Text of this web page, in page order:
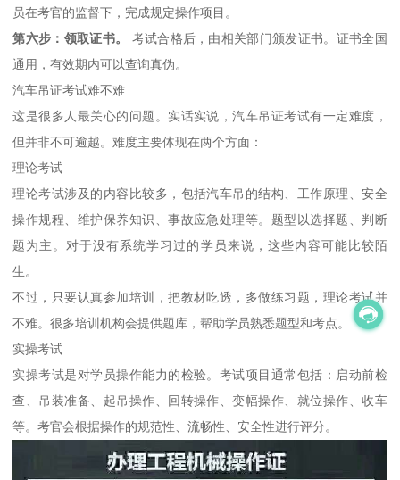
员在考官的监督下，完成规定操作项目。
第六步：领取证书。
考试合格后，由相关部门颁发证书。证书全国
通用，有效期内可以查询真伪。
汽车吊证考试难不难
这是很多人最关心的问题。实话实说，汽车吊证考试有一定难度，
但并非不可逾越。难度主要体现在两个方面：
理论考试
理论考试涉及的内容比较多，包括汽车吊的结构、工作原理、安全
操作规程、维护保养知识、事故应急处理等。题型以选择题、判断
题为主。对于没有系统学习过的学员来说，这些内容可能比较陌
生。
不过，只要认真参加培训，把教材吃透，多做练习题，理论考试并
不难。很多培训机构会提供题库，帮助学员熟悉题型和考点。
实操考试
实操考试是对学员操作能力的检验。考试项目通常包括：启动前检
查、吊装准备、起吊操作、回转操作、变幅操作、就位操作、收车
等。考官会根据操作的规范性、流畅性、安全性进行评分。